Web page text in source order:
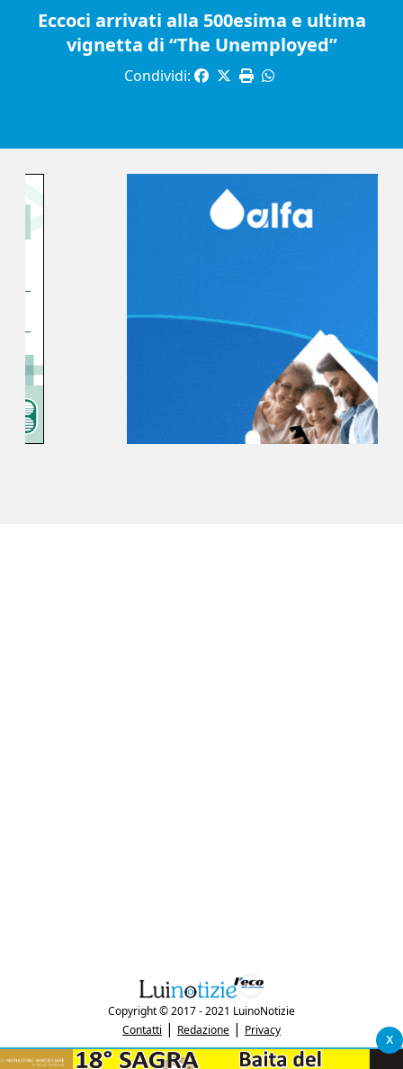
Eccoci arrivati alla 500esima e ultima
vignetta di “The Unemployed”
Condividi:
x
Copyright © 2017 - 2021 LuinoNotizie
Contatti | Redazione | Privacy
"Luinonotizie.it è una testata giornalistica iscritta al Registro Stampa del